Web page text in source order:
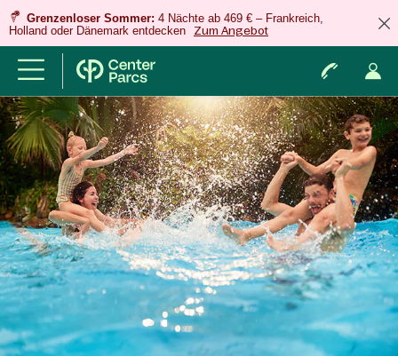
Grenzenloser Sommer: 4 Nächte ab 469 € – Frankreich,
Holland oder Dänemark entdecken
Zum Angebot